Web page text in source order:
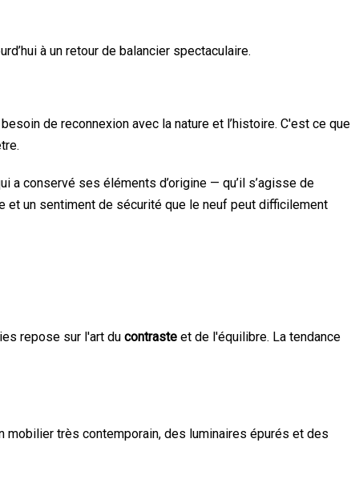
à un retour de balancier spectaculaire.
de reconnexion avec la nature et l’histoire. C'est ce que
conservé ses éléments d’origine — qu’il s’agisse de
et un sentiment de sécurité que le neuf peut difficilement
repose sur l'art du contraste et de l'équilibre. La tendance
très contemporain, des luminaires épurés et des